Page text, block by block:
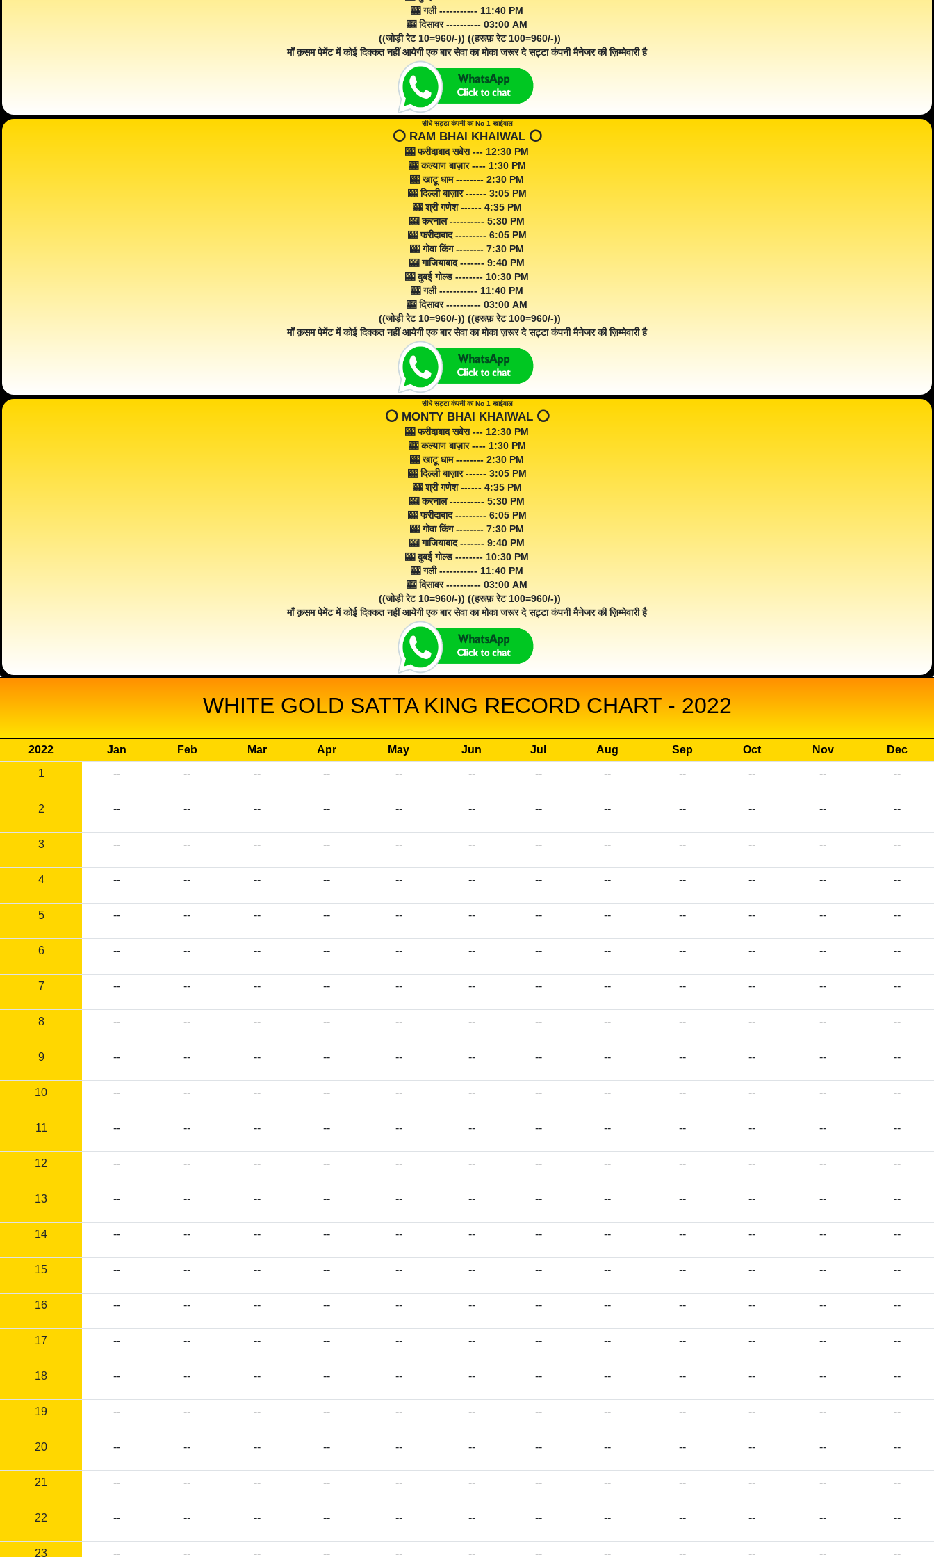
🎰 गली ----------- 11:40 PM
🎰 दिसावर ---------- 03:00 AM
((जोड़ी रेट 10=960/-)) ((हरूफ़ रेट 100=960/-))
माँ क़सम पेमेंट में कोई दिक्कत नहीं आयेगी एक बार सेवा का मोका जरूर दे सट्टा कंपनी मैनेजर की ज़िम्मेवारी है
सीधे सट्टा कंपनी का No 1 खाईवाल
⭕️ RAM BHAI KHAIWAL ⭕️
🎰 फरीदाबाद सवेरा --- 12:30 PM
🎰 कल्याण बाज़ार ---- 1:30 PM
🎰 खाटू धाम -------- 2:30 PM
🎰 दिल्ली बाज़ार ------ 3:05 PM
🎰 श्री गणेश ------ 4:35 PM
🎰 करनाल ---------- 5:30 PM
🎰 फरीदाबाद --------- 6:05 PM
🎰 गोवा किंग -------- 7:30 PM
🎰 गाजियाबाद ------- 9:40 PM
🎰 दुबई गोल्ड -------- 10:30 PM
🎰 गली ----------- 11:40 PM
🎰 दिसावर ---------- 03:00 AM
((जोड़ी रेट 10=960/-)) ((हरूफ़ रेट 100=960/-))
माँ क़सम पेमेंट में कोई दिक्कत नहीं आयेगी एक बार सेवा का मोका ज़रूर दे सट्टा कंपनी मैनेजर की ज़िम्मेवारी है
सीधे सट्टा कंपनी का No 1 खाईवाल
⭕️ MONTY BHAI KHAIWAL ⭕️
🎰 फरीदाबाद सवेरा --- 12:30 PM
🎰 कल्याण बाज़ार ---- 1:30 PM
🎰 खाटू धाम -------- 2:30 PM
🎰 दिल्ली बाज़ार ------ 3:05 PM
🎰 श्री गणेश ------ 4:35 PM
🎰 करनाल ---------- 5:30 PM
🎰 फरीदाबाद --------- 6:05 PM
🎰 गोवा किंग -------- 7:30 PM
🎰 गाजियाबाद ------- 9:40 PM
🎰 दुबई गोल्ड -------- 10:30 PM
🎰 गली ----------- 11:40 PM
🎰 दिसावर ---------- 03:00 AM
((जोड़ी रेट 10=960/-)) ((हरूफ़ रेट 100=960/-))
माँ क़सम पेमेंट में कोई दिक्कत नहीं आयेगी एक बार सेवा का मोका जरूर दे सट्टा कंपनी मैनेजर की ज़िम्मेवारी है
WHITE GOLD SATTA KING RECORD CHART - 2022
2022 Jan Feb Mar Apr May Jun Jul Aug Sep Oct Nov
Dec
1
-- -- -- -- -- -- -- -- -- -- -- --
2 -- -- -- -- -- -- -- -- -- -- -- --
3 -- -- -- -- -- -- -- -- -- -- -- --
4 -- -- -- -- -- -- -- -- -- -- -- --
5 -- -- -- -- -- -- -- -- -- -- -- --
6 -- -- -- -- -- -- -- -- -- -- -- --
7 -- -- -- -- -- -- -- -- -- -- -- --
8 -- -- -- -- -- -- -- -- -- -- -- --
9 -- -- -- -- -- -- -- -- -- -- -- --
10 -- -- -- -- -- -- -- -- -- -- -- --
11 -- -- -- -- -- -- -- -- -- -- -- --
12 -- -- -- -- -- -- -- -- -- -- -- --
13 -- -- -- -- -- -- -- -- -- -- -- --
14 -- -- -- -- -- -- -- -- -- -- -- --
15 -- -- -- -- -- -- -- -- -- -- -- --
16 -- -- -- -- -- -- -- -- -- -- -- --
17 -- -- -- -- -- -- -- -- -- -- -- --
18 -- -- -- -- -- -- -- -- -- -- -- --
19 -- -- -- -- -- -- -- -- -- -- -- --
20 -- -- -- -- -- -- -- -- -- -- -- --
21 -- -- -- -- -- -- -- -- -- -- -- --
22 -- -- -- -- -- -- -- -- -- -- -- --
23 -- -- -- -- -- -- -- -- -- -- -- --